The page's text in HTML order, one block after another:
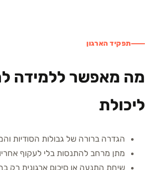
תפקיד הארגון
מה מאפשר ללמידה
ליכולת
הגדרה ברורה של גבולות הסודיות
מתן מרחב להתנסות בלי לעקוף
שיחת התנעה או סיכום ארגונית רק